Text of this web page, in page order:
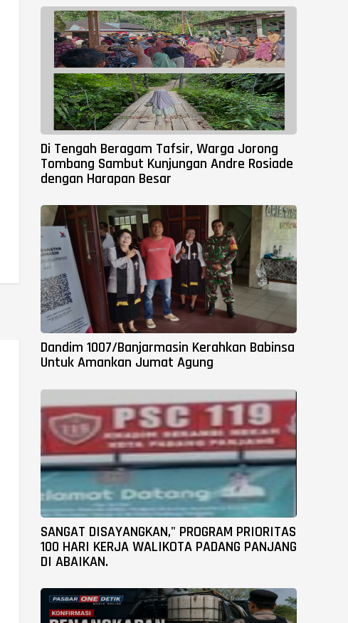
Di Tengah Beragam Tafsir, Warga Jorong
Tombang Sambut Kunjungan Andre Rosiade
dengan Harapan Besar
Dandim 1007/Banjarmasin Kerahkan Babinsa
Untuk Amankan Jumat Agung
SANGAT DISAYANGKAN," PROGRAM PRIORITAS
100 HARI KERJA WALIKOTA PADANG PANJANG
DI ABAIKAN.